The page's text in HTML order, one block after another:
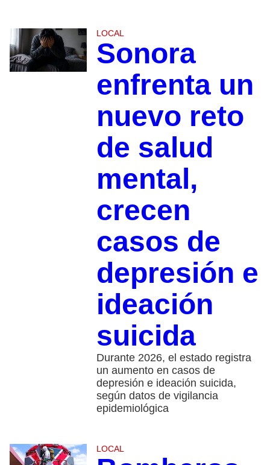
LOCAL
Sonora
enfrenta un
nuevo reto
de salud
mental,
crecen
casos de
depresión e
ideación
suicida
Durante 2026, el estado registra
un aumento en casos de
depresión e ideación suicida,
según datos de vigilancia
epidemiológica
LOCAL